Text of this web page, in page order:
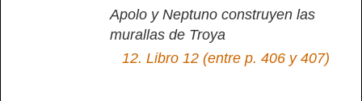
Apolo y Neptuno construyen las
murallas de Troya
12. Libro 12 (entre p. 406 y 407)